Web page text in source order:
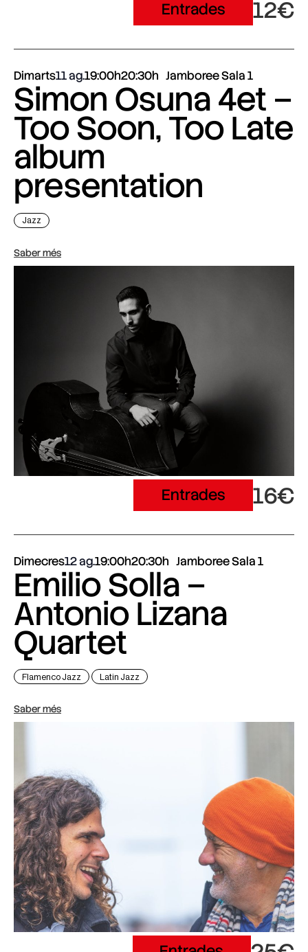
Entrades 12€
Dimarts11 ag.19:00h20:30h Jamboree Sala 1
Simon Osuna 4et –
Too Soon, Too Late
album
presentation
Jazz
Saber més
Entrades 16€
Dimecres12 ag.19:00h20:30h Jamboree Sala 1
Emilio Solla –
Antonio Lizana
Quartet
Flamenco Jazz Latin Jazz
Saber més